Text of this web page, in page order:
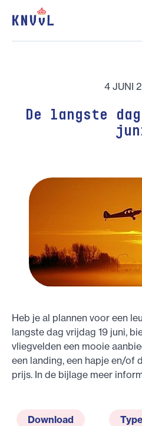
4 JUNI
De langste
Heb je al plannen voor een
langste dag vrijdag 19 juni,
vliegvelden een mooie
een landing, een hapje en/of
prijs. In de bijlage meer
Download Type